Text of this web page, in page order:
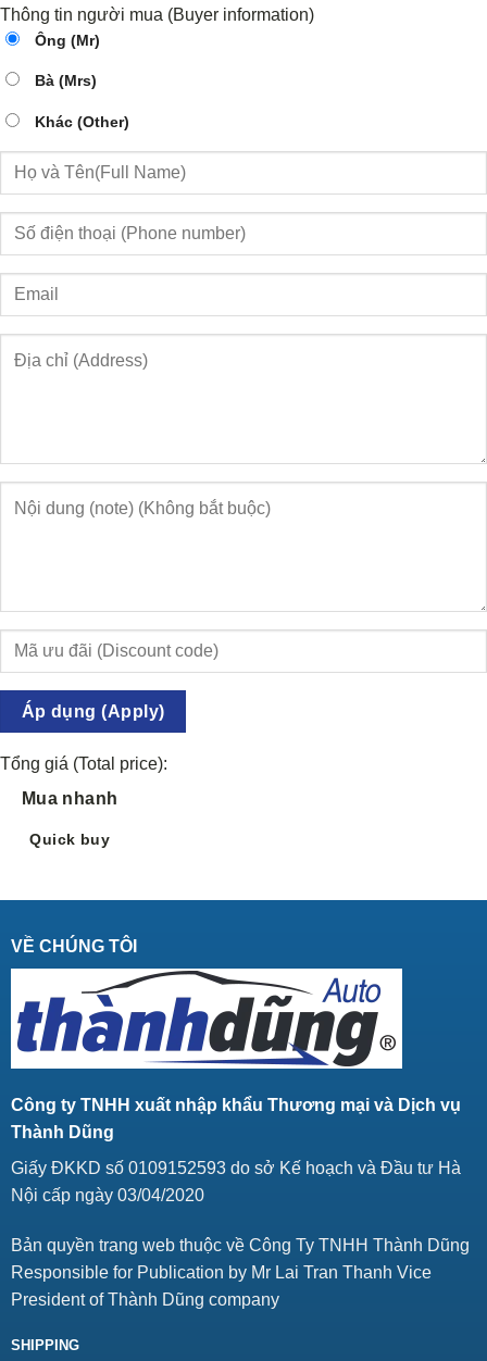
Thông tin người mua (Buyer information)
Ông (Mr)
Bà (Mrs)
Khác (Other)
Áp dụng (Apply)
Tổng giá (Total price):
Mua nhanh
Quick buy
VỀ CHÚNG TÔI
Công ty TNHH xuất nhập khẩu Thương mại và Dịch vụ
Thành Dũng
Giấy ĐKKD số 0109152593 do sở Kế hoạch và Đầu tư Hà
Nội cấp ngày 03/04/2020
Bản quyền trang web thuộc về Công Ty TNHH Thành Dũng
Responsible for Publication by Mr Lai Tran Thanh Vice
President of Thành Dũng company
SHIPPING